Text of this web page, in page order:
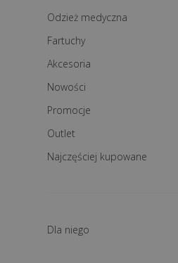
Odzież medyczna
Fartuchy
Akcesoria
Nowości
Promocje
Outlet
Najczęściej kupowane
Dla niego